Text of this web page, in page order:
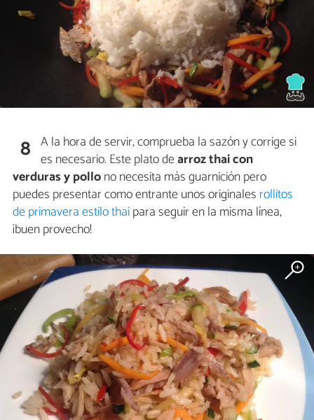
8 A la hora de servir, comprueba la sazón y corrige si
es necesario. Este plato dearroz thai con
verduras y pollono necesita más guarnición pero
puedes presentar como entrante unos originales rollitos
de primavera estilo thaipara seguir en la misma línea,
¡buen provecho!